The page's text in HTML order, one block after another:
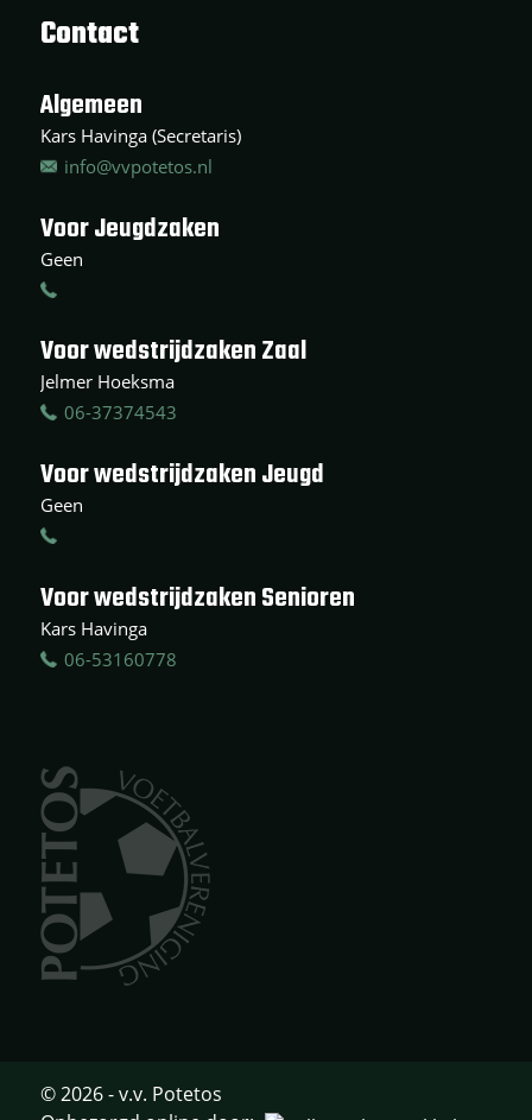
Contact
Algemeen
Kars Havinga (Secretaris)
info@vvpotetos.nl
Voor Jeugdzaken
Geen
Voor wedstrijdzaken Zaal
Jelmer Hoeksma
06-37374543
Voor wedstrijdzaken Jeugd
Geen
Voor wedstrijdzaken Senioren
Kars Havinga
06-53160778
© 2026 - v.v. Potetos